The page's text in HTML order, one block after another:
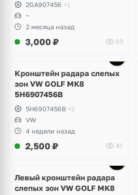
2GA907456 +1
~
2 месяца назад
3,000 ₽ 69
Кронштейн радара слепых
зон VW GOLF MK8
5H6907456B
5H6907456B +2
VW
4 недели назад
2,500 ₽ 41
Левый кронштейн радара
слепых зон VW GOLF MK8